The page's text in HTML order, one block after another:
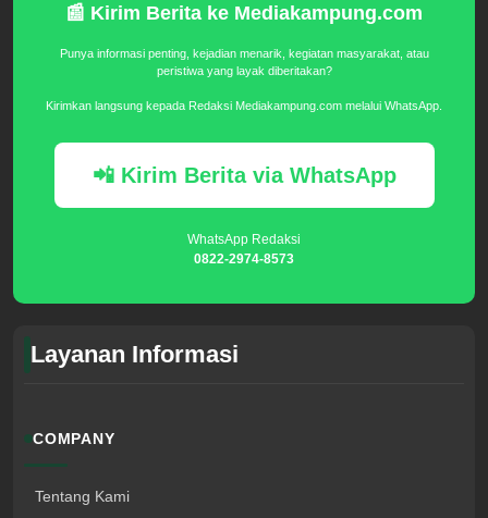
📰 Kirim Berita ke Mediakampung.com
Punya informasi penting, kejadian menarik, kegiatan masyarakat, atau
peristiwa yang layak diberitakan?
Kirimkan langsung kepada Redaksi Mediakampung.com melalui WhatsApp.
📲 Kirim Berita via WhatsApp
WhatsApp Redaksi
0822-2974-8573
Layanan Informasi
COMPANY
Tentang Kami